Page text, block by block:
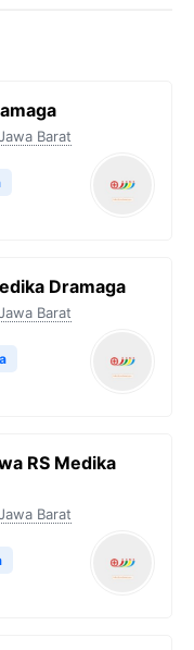
Barat
Dramaga
Barat
RS Medika
Barat